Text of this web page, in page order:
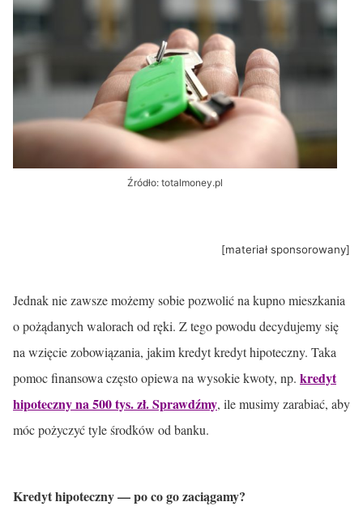
Źródło: totalmoney.pl
[materiał sponsorowany]
Jednak nie zawsze możemy sobie pozwolić na kupno mieszkania
o pożądanych walorach od ręki. Z tego powodu decydujemy się
na wzięcie zobowiązania, jakim kredyt kredyt hipoteczny. Taka
pomoc finansowa często opiewa na wysokie kwoty, np. kredyt
hipoteczny na 500 tys. zł. Sprawdźmy, ile musimy zarabiać, aby
móc pożyczyć tyle środków od banku.
Kredyt hipoteczny — po co go zaciągamy?